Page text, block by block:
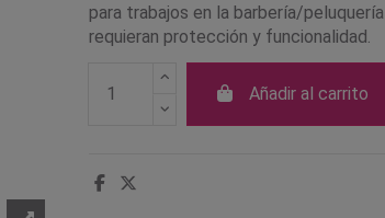
para trabajos en la barbería/
requieran protección y funcionalidad.
Añadir al carrito